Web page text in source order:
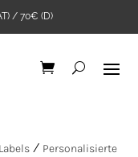
/ 70€ (D)
/ Personalisierte